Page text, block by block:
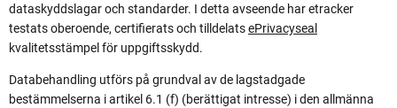
dataskyddslagar och standarder. I detta avseende har etracker
testats oberoende, certifierats och tilldelatsePrivacyseal
kvalitetsstämpel för uppgiftsskydd.
Databehandling utförs på grundval av de lagstadgade
bestämmelserna i artikel 6.1 (f) (berättigat intresse) i den allmänna